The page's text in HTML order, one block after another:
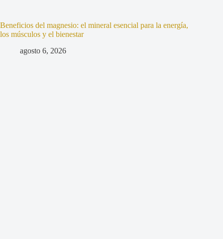
Beneficios del magnesio: el mineral esencial para la energía,
los músculos y el bienestar
agosto 6, 2026